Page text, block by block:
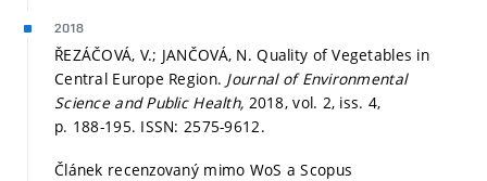
2018
ŘEZÁČOVÁ, V.; JANČOVÁ, N. Quality of Vegetables in
Central Europe Region. Journal of Environmental
Science and Public Health, 2018, vol. 2, iss. 4,
p. 188-195. ISSN: 2575-9612.
Článek recenzovaný mimo WoS a Scopus